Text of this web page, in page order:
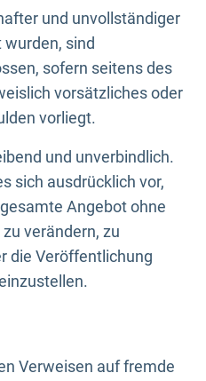
und unvollständiger
sind
sofern seitens des
vorsätzliches oder
vorliegt.
und unverbindlich.
sich ausdrücklich vor,
Angebot ohne
verändern, zu
die Veröffentlichung
Verweisen auf fremde